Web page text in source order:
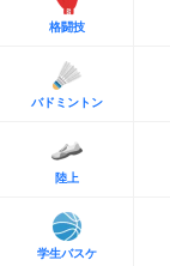
格闘技
バドミントン
陸上
学生バスケ